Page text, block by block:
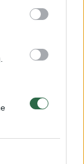
00:03:49
prie vairo
buvusią